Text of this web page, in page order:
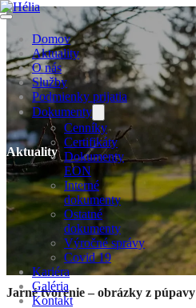
Domov
Aktuality
O nás
Služby
Podmienky prijatia
Dokumenty
Cenníky
Certifikáty
Dokumenty
EON
Interné
dokumenty
Ostatné
dokumenty
Výročné správy
Covid 19
Kariéra
Galéria
Kontakt
Aktuality
Jarné tvorenie – obrázky z púpavy